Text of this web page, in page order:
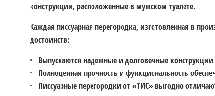
конструкции, расположенные в мужском туалете.
Каждая писсуарная перегородка, изготовленная в
достоинств:
Выпускаются надежные и долговечные
Полноценная прочность и функциональность
Писсуарные перегородки от «ТИС» выгодно